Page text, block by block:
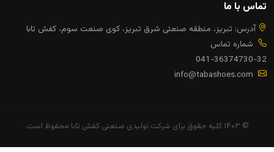
تماس با ما
آدرس: تبریز، منطقه صنعتی شرق تبریز، کوی صنعت سوم، کفش تابا
شماره تماس
041-36374730-32
info@tabashoes.com
© ۱۴۰۳ کلیه حقوق برای شرکت تولیدی صنعتی کفش تابا محفوظ است.